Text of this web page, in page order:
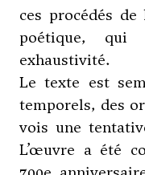
ces procédés
poétique, qui
exhaustivité.
Le texte est
temporels, des
vois une
L’œuvre a été